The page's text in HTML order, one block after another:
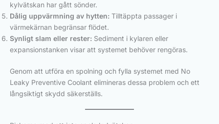
kylvätskan har gått sönder.
Dålig uppvärmning av hytten: Tilltäppta passager i
värmekärnan begränsar flödet.
Synligt slam eller rester: Sediment i kylaren eller
expansionstanken visar att systemet behöver rengöras.
Genom att utföra en spolning och fylla systemet med No
Leaky Preventive Coolant elimineras dessa problem och ett
långsiktigt skydd säkerställs.